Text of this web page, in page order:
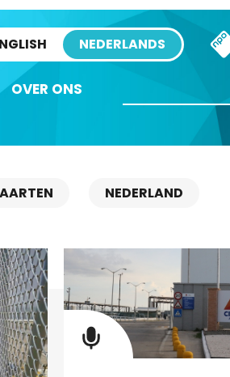
NEDERLANDS
OVER ONS
NEDERLAND